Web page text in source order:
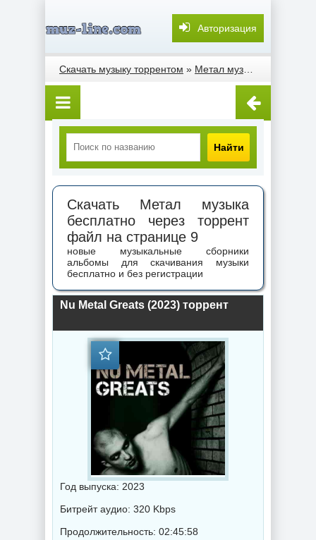
Авторизация
Скачать музыку торрентом » Метал музыка
Найти
Скачать Метал музыка
бесплатно через торрент
файл на странице 9
новые музыкальные сборники
альбомы для скачивания музыки
бесплатно и без регистрации
Nu Metal Greats (2023) торрент
Год выпуска: 2023
Битрейт аудио: 320 Kbps
Продолжительность: 02:45:58